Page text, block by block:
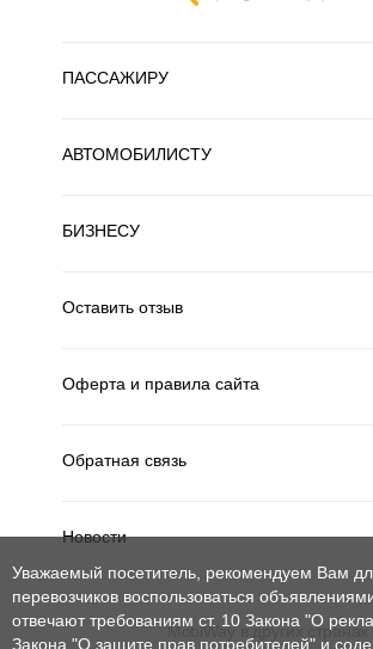
ПАССАЖИРУ
АВТОМОБИЛИСТУ
БИЗНЕСУ
Оставить отзыв
Оферта и правила сайта
Обратная связь
Новости
MobiWay в других странах
Уважаемый посетитель, рекомендуем Вам
перевозчиков воспользоваться
отвечают требованиям ст. 10 Закона "О
Закона "О защите прав потребителей" и